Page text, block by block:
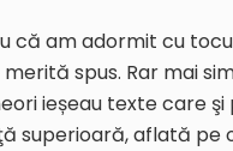
că am adormit cu
spus. Rar mai
ieșeau texte care
superioară, aflată pe